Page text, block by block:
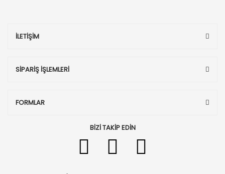
İLETİŞİM
SİPARİŞ İŞLEMLERİ
FORMLAR
BİZİ TAKİP EDİN